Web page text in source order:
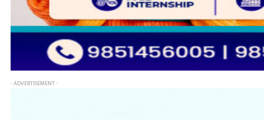
- ADVERTISEMENT -